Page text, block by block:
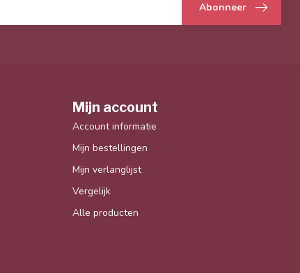
Abonneer
Mijn account
Account informatie
Mijn bestellingen
Mijn verlanglijst
Vergelijk
Alle producten